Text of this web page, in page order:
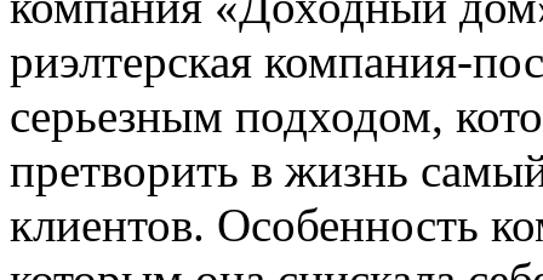
риэлтерская компания-
серьезным подходом,
претворить в жизнь
клиентов. Особенность